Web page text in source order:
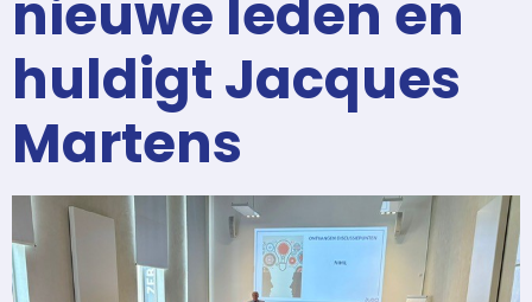
nieuwe leden en
huldigt Jacques
Martens